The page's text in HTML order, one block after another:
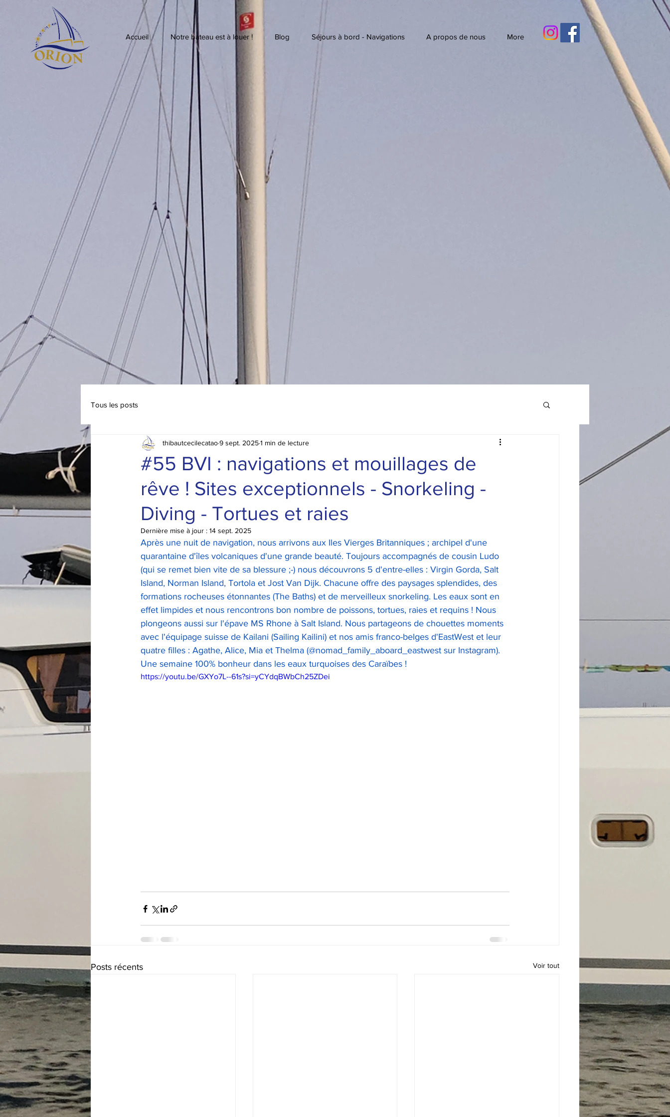
Accueil Notre bateau est à louer ! Blog Séjours à bord - Navigations A propos de nous More
Tous les posts
#55 BVI : navigations et mouillages de
rêve ! Sites exceptionnels - Snorkeling -
Diving - Tortues et raies
thibautcecilecatao9 sept. 20251 min de lecture
Dernière mise à jour : 14 sept. 2025
Après une nuit de navigation, nous arrivons aux Iles Vierges Britanniques ; archipel d'une
quarantaine d'îles volcaniques d'une grande beauté. Toujours accompagnés de cousin Ludo
(qui se remet bien vite de sa blessure ;-) nous découvrons 5 d'entre-elles : Virgin Gorda, Salt
Island, Norman Island, Tortola et Jost Van Dijk. Chacune offre des paysages splendides, des
formations rocheuses étonnantes (The Baths) et de merveilleux snorkeling. Les eaux sont en
effet limpides et nous rencontrons bon nombre de poissons, tortues, raies et requins ! Nous
plongeons aussi sur l'épave MS Rhone à Salt Island. Nous partageons de chouettes moments
avec l'équipage suisse de Kailani (Sailing Kailini) et nos amis franco-belges d'EastWest et leur
quatre filles : Agathe, Alice, Mia et Thelma (@nomad_family_aboard_eastwest sur Instagram).
Une semaine 100% bonheur dans les eaux turquoises des Caraïbes !
https://youtu.be/GXYo7L--61s?si=yCYdqBWbCh25ZDei
Posts récents Voir tout